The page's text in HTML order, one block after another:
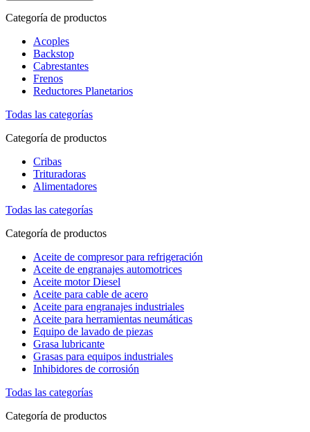
Categoría de productos
Acoples
Backstop
Cabrestantes
Frenos
Reductores Planetarios
Todas las categorías
Categoría de productos
Cribas
Trituradoras
Alimentadores
Todas las categorías
Categoría de productos
Aceite de compresor para refrigeración
Aceite de engranajes automotrices
Aceite motor Diesel
Aceite para cable de acero
Aceite para engranajes industriales
Aceite para herramientas neumáticas
Equipo de lavado de piezas
Grasa lubricante
Grasas para equipos industriales
Inhibidores de corrosión
Todas las categorías
Categoría de productos